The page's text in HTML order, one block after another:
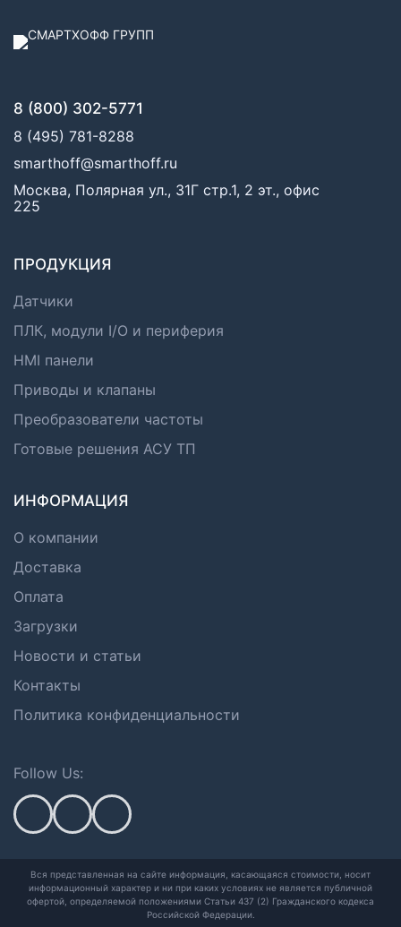
8 (800) 302-5771
8 (495) 781-8288
smarthoff@smarthoff.ru
Москва, Полярная ул., 31Г стр.1, 2 эт., офис
225
ПРОДУКЦИЯ
Датчики
ПЛК, модули I/O и периферия
HMI панели
Приводы и клапаны
Преобразователи частоты
Готовые решения АСУ ТП
ИНФОРМАЦИЯ
О компании
Доставка
Оплата
Загрузки
Новости и статьи
Контакты
Политика конфиденциальности
Follow Us:
Вся представленная на сайте информация, касающаяся стоимости, носит
информационный характер и ни при каких условиях не является публичной
офертой, определяемой положениями Статьи 437 (2) Гражданского кодекса
Российской Федерации.